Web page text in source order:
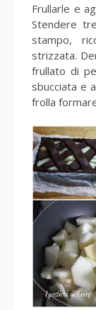
Frullarle e
Stendere
stampo,
strizzata.
frullato di
sbucciata e
frolla